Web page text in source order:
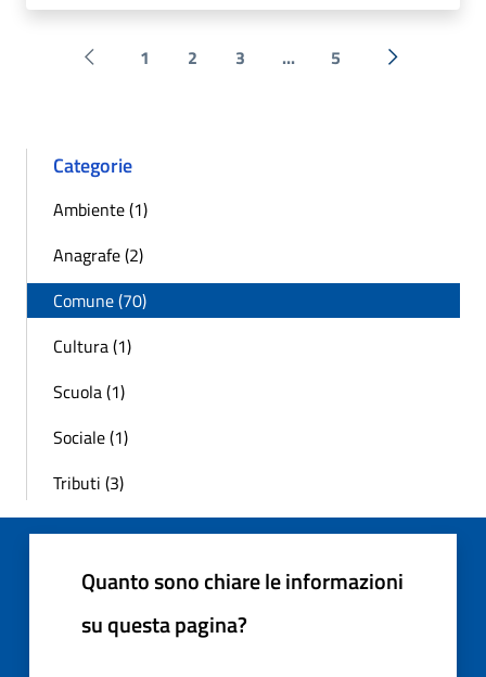
Pagina precedente
1 2 3 ... 5 Successiva
Categorie
Ambiente (1)
Anagrafe (2)
Comune (70)
Cultura (1)
Scuola (1)
Sociale (1)
Tributi (3)
Quanto sono chiare le informazioni
su questa pagina?